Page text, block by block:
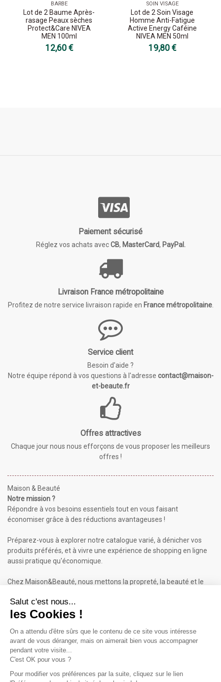
BARBE
Lot de 2 Baume Après-
rasage Peaux sèches
Protect&Care NIVEA
MEN 100ml
12,60 €
SOIN VISAGE
Lot de 2 Soin Visage
Homme Anti-Fatigue
Active Energy Caféine
NIVEA MEN 50ml
19,80 €
Paiement sécurisé
Réglez vos achats avecCB, MasterCard, PayPal.
Livraison France métropolitaine
Profitez de notre service livraison rapide en France métropolitaine.
Service client
Besoin d'aide ?
Notre équipe répond à vos questions à l'adresse contact@maison-
et-beaute.fr
Offres attractives
Chaque jour nous nous efforçons de vous proposer les meilleurs
offres !
Maison & Beauté
Notre mission ?
Répondre à vos besoins essentiels tout en vous faisant
économiser grâce à des réductions avantageuses !
Préparez-vous à explorer notre catalogue varié, à dénicher vos
produits préférés, et à vivre une expérience de shopping en ligne
aussi pratique qu'économique.
Chez Maison&Beauté, nous mettons la propreté, la beauté et le
Maison & Beauté : Informations
À propos de nous
Conditions générales de vente (CGV)
Plan du site
Contactez-nous
Inscrivez-vous à notre Newsletter